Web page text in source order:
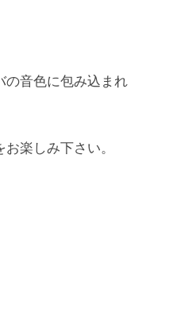
の音色に包み込まれ
楽しみ下さい。